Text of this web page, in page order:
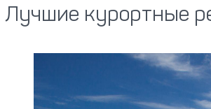
Лучшие курортные